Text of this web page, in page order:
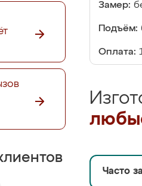
Замер:
Подъём:
Оплата:
Часто